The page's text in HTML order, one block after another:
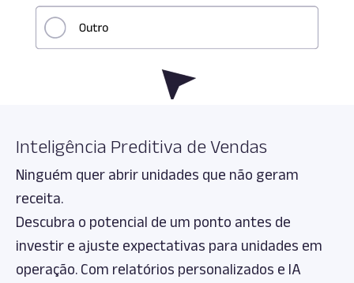
Inteligência Preditiva de Vendas
Ninguém quer abrir unidades que não geram
receita.
Descubra o potencial de um ponto antes de
investir e ajuste expectativas para unidades em
operação. Com relatórios personalizados e IA